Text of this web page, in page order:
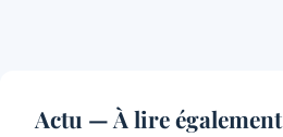
Actu — À lire également